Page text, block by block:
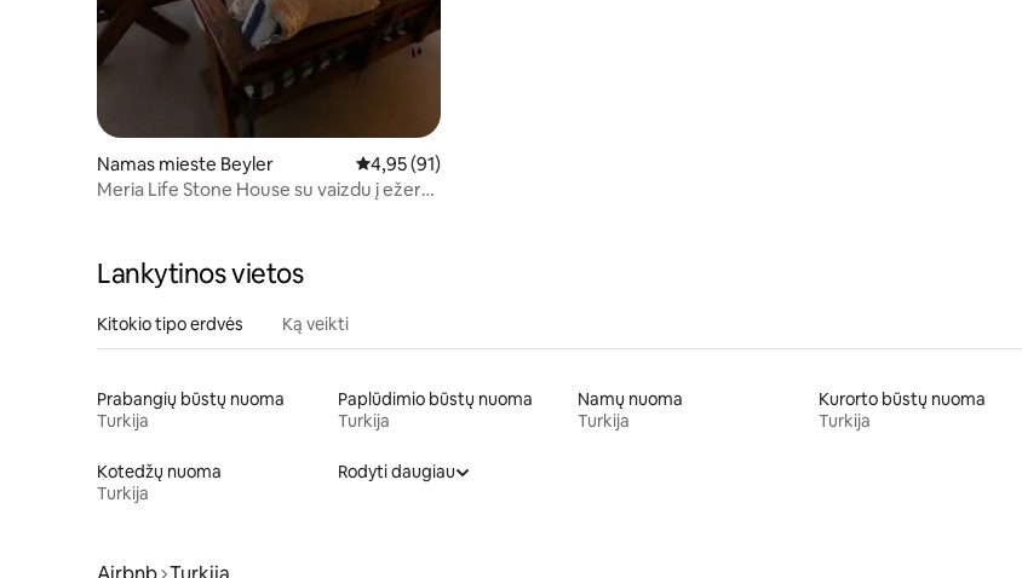
Namas mieste Beyler Vidutinis įvertinimas: 4,95 iš 5, atsiliepimų: 91
4,95 (91)
Meria Life Stone House su vaizdu į ežerą
Lankytinos vietos
Kitokio tipo erdvės Ką veikti
Prabangių būstų nuoma
Turkija
Paplūdimio būstų nuoma
Turkija
Namų nuoma
Turkija
Kurorto būstų nuoma
Turkija
Kotedžų nuoma
Turkija
Rodyti daugiau